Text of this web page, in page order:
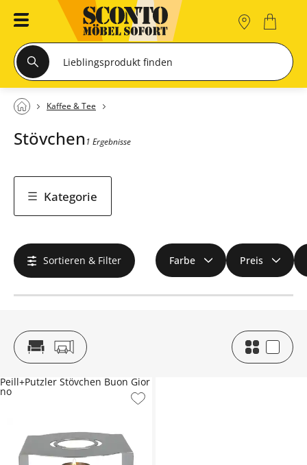
Kaffee & Tee
Stövchen 1 Ergebnisse
Kategorie
Sortieren & Filter Farbe Preis
Peill+Putzler Stövchen Buon Gior
no